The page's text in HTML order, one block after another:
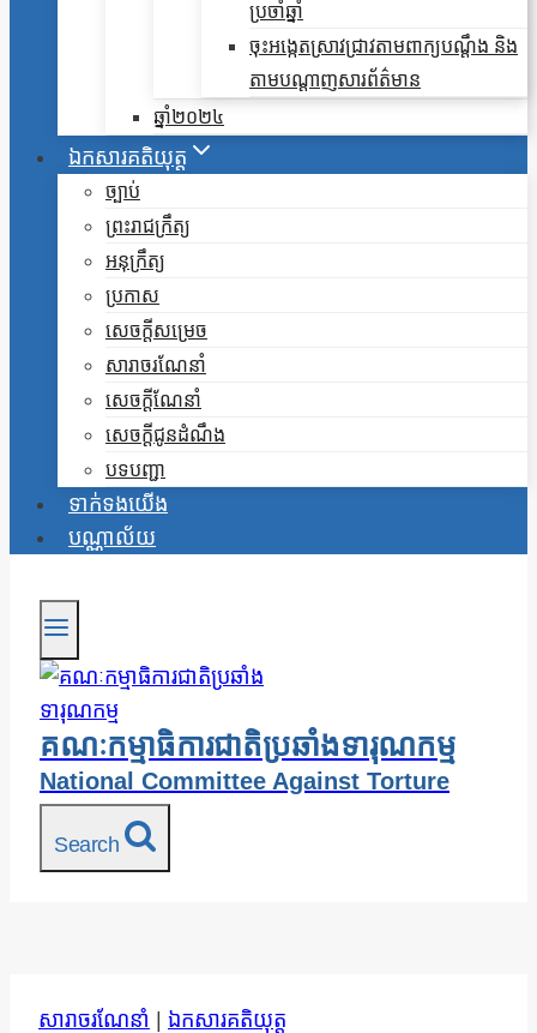
ប្រចាំឆ្នាំ
ចុះអង្កេតស្រាវជ្រាវតាមពាក្យបណ្តឹង និង
តាមបណ្តាញសារព័ត៌មាន
ឆ្នាំ២០២៤
ឯកសារគតិយុត្ត
ច្បាប់
ព្រះរាជក្រឹត្យ
អនុក្រឹត្យ
ប្រកាស
សេចក្តីសម្រេច
សារាចរណែនាំ
សេចក្តីណែនាំ
សេចក្តីជូនដំណឹង
បទបញ្ជា
ទាក់ទងយើង
បណ្ណាល័យ
គណៈកម្មាធិការជាតិប្រឆាំងទារុណកម្ម
National Committee Against Torture
Search
សារាចរណែនាំ ឯកសារគតិយុត្ត